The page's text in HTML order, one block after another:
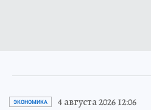
ЭКОНОМИКА 4 августа 2026 12:06